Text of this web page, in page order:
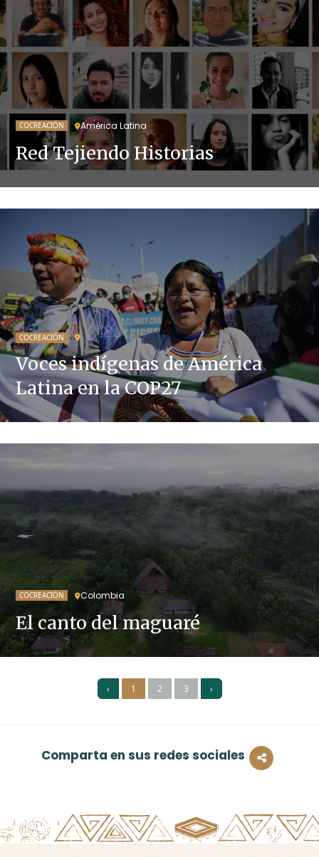
COCREACIÓN América Latina
Red Tejiendo Historias
COCREACIÓN
Voces indígenas de América
Latina en la COP27
COCREACIÓN Colombia
El canto del maguaré
‹ 1 2 3 ›
Comparta en sus redes sociales